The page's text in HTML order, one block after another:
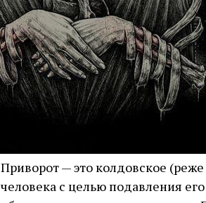
Приворот — это колдовское
человека с целью подавления